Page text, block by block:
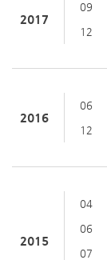
2017
09
12
2016
06
12
2015
04
06
07